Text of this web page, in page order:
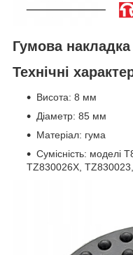
Гумова
Технічні
Висота: 8 мм
Діаметр: 85 мм
Матеріал: гума
Сумісність: моделі
TZ830026X,